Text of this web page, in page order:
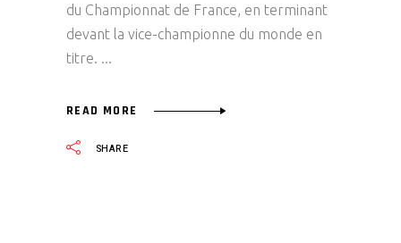
du Championnat de France, en terminant
devant la vice-championne du monde en
titre.
READ MORE
SHARE